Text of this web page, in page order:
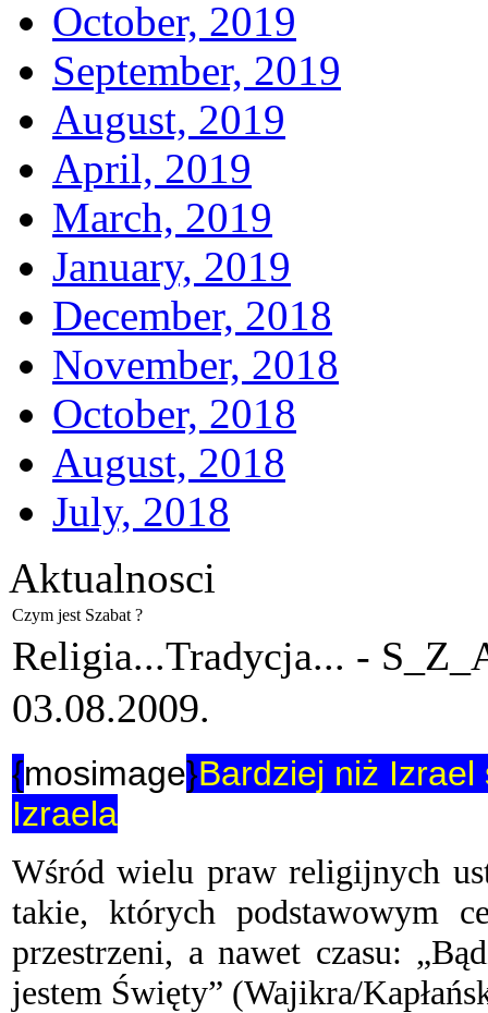
October, 2019
September, 2019
August, 2019
April, 2019
March, 2019
January, 2019
December, 2018
November, 2018
October, 2018
August, 2018
July, 2018
Aktualnosci
Czym jest Szabat ?
Religia...Tradycja... -
03.08.2009.
{mosimage}Bardziej niż Izrael
Izraela
Wśród wielu praw religijnych
takie, których podstawowym
przestrzeni, a nawet czasu:
jestem Święty” (Wajikra/